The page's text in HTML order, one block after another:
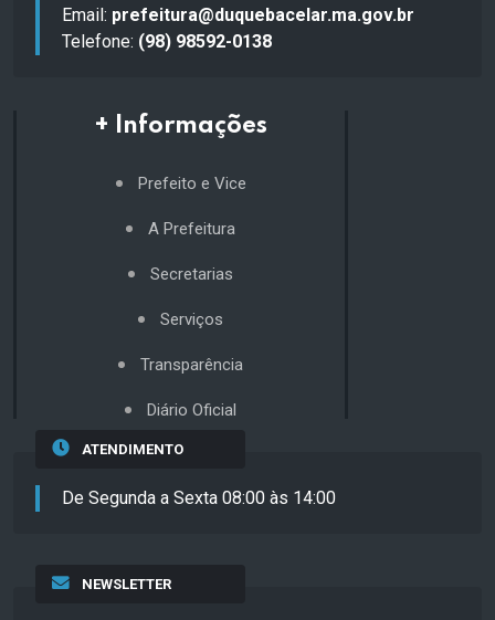
Email: prefeitura@duquebacelar.ma.gov.br
Telefone: (98) 98592-0138
+ Informações
Prefeito e Vice
A Prefeitura
Secretarias
Serviços
Transparência
Diário Oficial
ATENDIMENTO
De Segunda a Sexta 08:00 às 14:00
NEWSLETTER